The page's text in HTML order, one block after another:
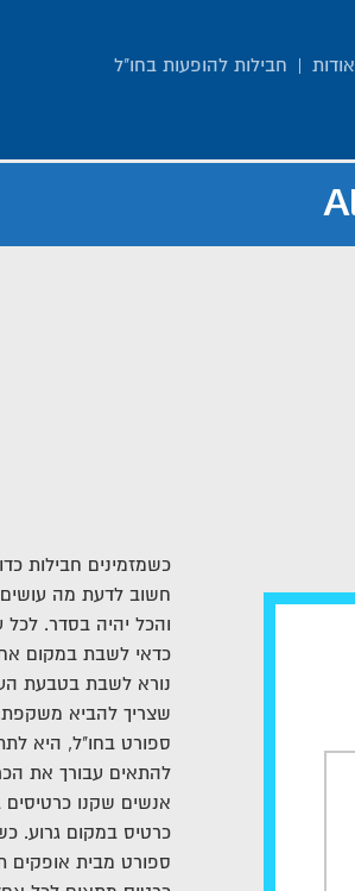
אודות חבילות להופעות בחו"ל
כשמזמינים חבילות
חשוב לדעת מה
והכל יהיה בסדר. לכל
כדאי לשבת במקום
נורא לשבת בטבעת
שצריך להביא
ספורט בחו"ל, היא
להתאים עבורך את
אנשים שקנו כרטיסים
כרטיס במקום גרוע.
ספורט מבית אופקים